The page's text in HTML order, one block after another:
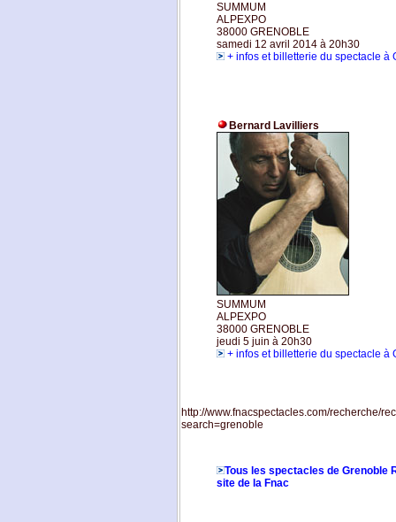
SUMMUM
ALPEXPO
38000 GRENOBLE
samedi 12 avril 2014 à 20h30
+ infos et billetterie du spectacle à
Bernard Lavilliers
SUMMUM
ALPEXPO
38000 GRENOBLE
jeudi 5 juin à 20h30
+ infos et billetterie du spectacle à
http://www.fnacspectacles.com/recherche/
search=grenoble
Tous les spectacles de Grenoble
site de la Fnac